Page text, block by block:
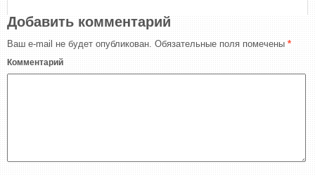
Добавить комментарий
Ваш e-mail не будет опубликован. Обязательные поля помечены *
Комментарий